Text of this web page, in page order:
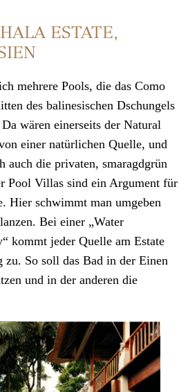
ESTATE,
mehrere Pools, die das Como
des balinesischen Dschungels
wären einerseits der Natural
einer natürlichen Quelle, und
auch die privaten, smaragdgrün
Pool Villas sind ein Argument für
Hier schwimmt man umgeben
Bei einer „Water
kommt jeder Quelle am Estate
zu. So soll das Bad in der Einen
und in der anderen die